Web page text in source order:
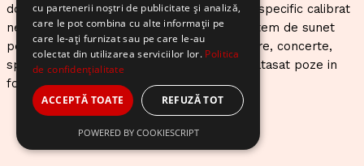
două sisteme separate de sonorizare, unul specific calibrat
necesarului de cinema şi există si un alt sistem de sunet
pentru celelalte tipuri de nevoi de sonorizare, concerte,
spectacole de teatru sau conferinţe. ( Am atasat poze in
folder-ul Victoria)
cu partenerii noștri de publicitate și analiză,
care le pot combina cu alte informații pe
care le-ați furnizat sau pe care le-au
colectat din utilizarea serviciilor lor. Politica
de confidențialitate
ACCEPTĂ TOATE REFUZĂ TOT
POWERED BY COOKIESCRIPT